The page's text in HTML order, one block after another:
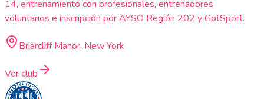
14, entrenamiento con profesionales, entrenadores
voluntarios e inscripción por AYSO Región 202 y GotSport.
Briarcliff Manor, New York
Ver club